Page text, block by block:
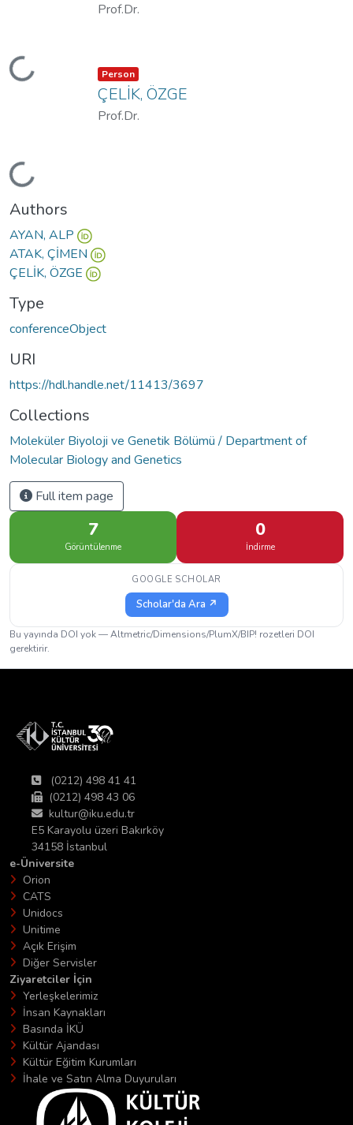
Loading...
Prof.Dr.
Loading...
Item type:
Person ,
ÇELİK, ÖZGE
Prof.Dr.
Authors
AYAN, ALP
ATAK, ÇİMEN
ÇELİK, ÖZGE
Type
conferenceObject
URI
https://hdl.handle.net/11413/3697
Collections
Moleküler Biyoloji ve Genetik Bölümü / Department of
Molecular Biology and Genetics
Full item page
7
Görüntülenme
0
İndirme
GOOGLE SCHOLAR
Scholar'da Ara ↗
Bu yayında DOI yok — Altmetric/Dimensions/PlumX/BIP! rozetleri DOI
gerektirir.
(0212) 498 41 41
(0212) 498 43 06
kultur@iku.edu.tr
E5 Karayolu üzeri Bakırköy
34158 İstanbul
e-Üniversite
Orion
CATS
Unidocs
Unitime
Açık Erişim
Diğer Servisler
Ziyaretciler İçin
Yerleşkelerimiz
İnsan Kaynakları
Basında İKÜ
Kültür Ajandası
Kültür Eğitim Kurumları
İhale ve Satın Alma Duyuruları